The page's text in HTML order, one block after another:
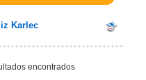
Karlec
encontrados